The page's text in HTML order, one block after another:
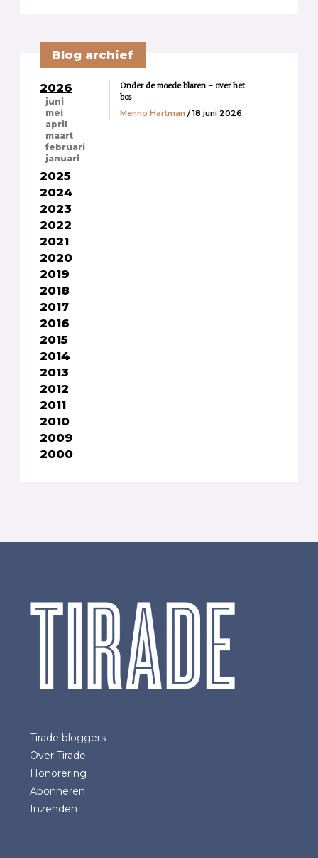
Blog archief
2026
juni
mei
april
maart
februari
januari
2025
2024
2023
2022
2021
2020
2019
2018
2017
2016
2015
2014
2013
2012
2011
2010
2009
2000
Onder de moede blaren – over het
bos
Menno Hartman / 18 juni 2026
Tirade bloggers
Over Tirade
Honorering
Abonneren
Inzenden